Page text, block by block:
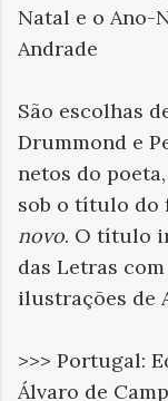
Natal e o Ano-
Andrade
São escolhas
Drummond e
netos do
sob o título do
novo. O título
das Letras
ilustrações de
>>> Portugal:
Álvaro de